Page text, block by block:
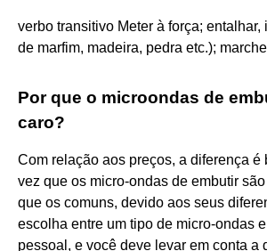
verbo transitivo Meter à força; entalhar,
de marfim, madeira, pedra etc.);
Por que o microondas de
caro?
Com relação aos preços, a diferença é
vez que os micro-ondas de embutir
que os comuns, devido aos seus
escolha entre um tipo de micro-ondas
pessoal, e você deve levar em conta a